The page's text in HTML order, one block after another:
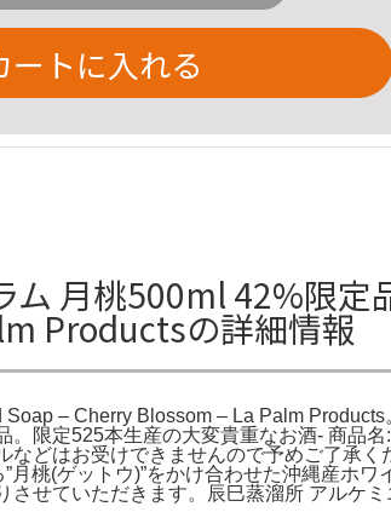
ートに入れる
ム 月桃500ml 42%限
Productsの詳細情報
– Cherry Blossom – La Palm
。限定525本生産の大変貴重なお酒- 商品
などはお受けできませんので予めご了承
”月桃(ゲットウ)”をかけ合わせた沖縄産ホ
させていただきます。辰巳蒸溜所 アルケ